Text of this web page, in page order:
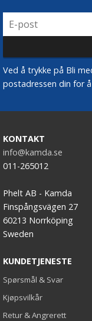
Ved å trykke på Bli
postadressen din for
KONTAKT
info@kamda.se
011-265012
Phelt AB - Kamda
Finspångsvägen 27
60213 Norrköping
Sweden
KUNDETJENESTE
Spørsmål & Svar
Kjøpsvilkår
Retur & Angrerett